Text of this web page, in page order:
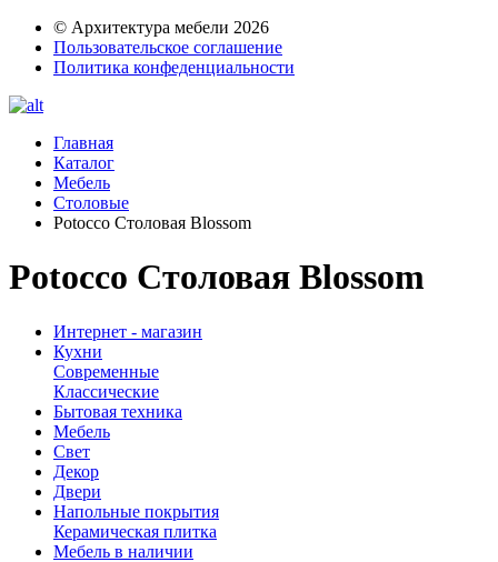
© Архитектура мебели 2026
Пользовательское соглашение
Политика конфеденциальности
Главная
Каталог
Мебель
Столовые
Potocco Столовая Blossom
Potocco Столовая Blossom
Интернет - магазин
Кухни
Современные
Классические
Бытовая техника
Мебель
Свет
Декор
Двери
Напольные покрытия
Керамическая плитка
Мебель в наличии